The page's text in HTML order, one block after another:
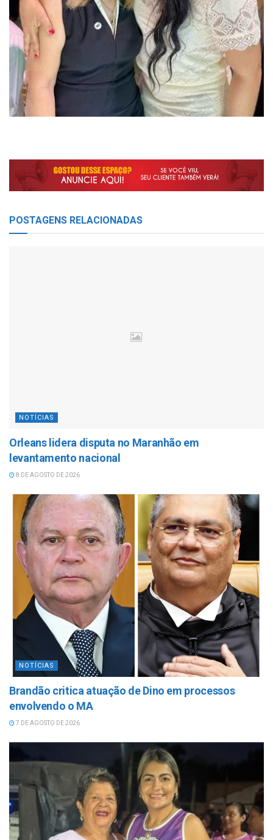
POSTAGENS RELACIONADAS
NOTÍCIAS
Orleans lidera disputa no Maranhão em
levantamento nacional
8 DE AGOSTO DE 2026
NOTÍCIAS
Brandão critica atuação de Dino em processos
envolvendo o MA
7 DE AGOSTO DE 2026